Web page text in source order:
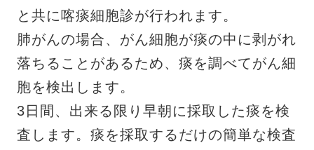
と共に喀痰細胞診が行われます。
肺がんの場合、がん細胞が痰の中に剥がれ
落ちることがあるため、痰を調べてがん細
胞を検出します。
3日間、出来る限り早朝に採取した痰を検
査します。痰を採取するだけの簡単な検査